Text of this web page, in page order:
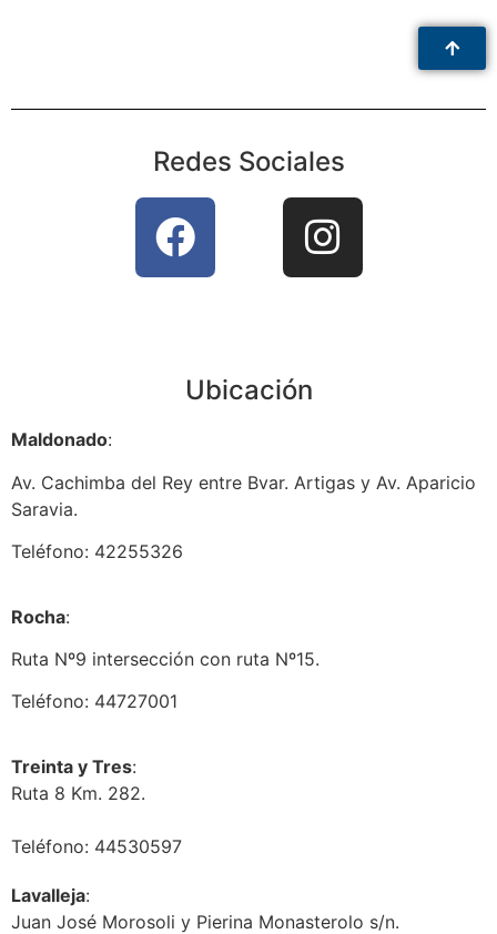
Redes Sociales
Ubicación
Maldonado:
Av. Cachimba del Rey entre Bvar. Artigas y Av. Aparicio
Saravia.
Teléfono: 42255326
Rocha:
Ruta Nº9 intersección con ruta Nº15.
Teléfono: 44727001
Treinta y Tres:
Ruta 8 Km. 282.
Teléfono: 44530597
Lavalleja:
Juan José Morosoli y Pierina Monasterolo s/n.